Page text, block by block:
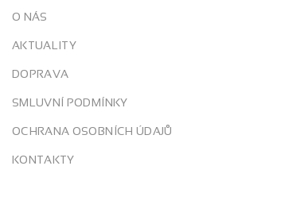
O NÁS
AKTUALITY
DOPRAVA
SMLUVNÍ PODMÍNKY
OCHRANA OSOBNÍCH ÚDAJŮ
KONTAKTY